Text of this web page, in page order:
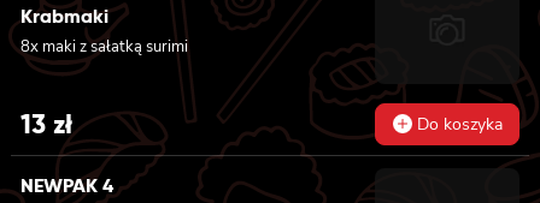
Krabmaki
8x maki z sałatką surimi
13 zł Do koszyka
NEWPAK 4